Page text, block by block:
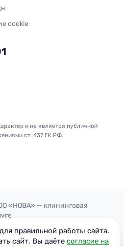
cookie
и не является публичной
ст. 437 ГК РФ.
«НОВА» — клининговая
правильной работы сайта.
сайт, Вы даёте согласие на